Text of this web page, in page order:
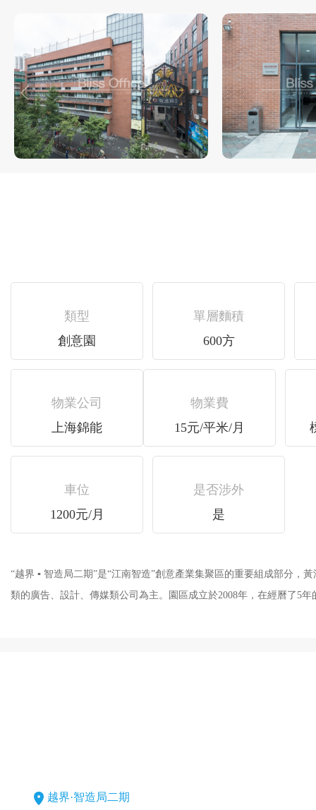
類型
創意園
單層麵積
600方
物業公司
上海錦能
物業費
15元/平米/月
車位
1200元/月
是否涉外
是
“越界 ▪ 智造局二期”是“江南智造”創意產業集聚區的重要組成部分，
類的廣告、設計、傳媒類公司為主。園區成立於2008年，在經曆了5
越界·智造局二期